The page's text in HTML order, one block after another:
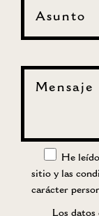
He
sitio y las
carácter